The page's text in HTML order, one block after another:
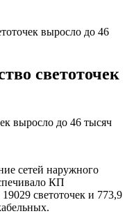
выросло до 46
светоточек
выросло до 46 тысяч
сетей наружного
КП
светоточек и 773,9